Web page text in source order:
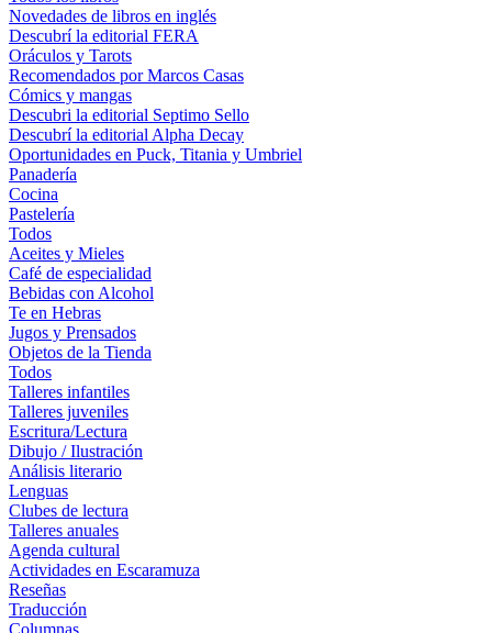
Novedades de libros en inglés
Descubrí la editorial FERA
Oráculos y Tarots
Recomendados por Marcos Casas
Cómics y mangas
Descubri la editorial Septimo Sello
Descubrí la editorial Alpha Decay
Oportunidades en Puck, Titania y Umbriel
Panadería
Cocina
Pastelería
Todos
Aceites y Mieles
Café de especialidad
Bebidas con Alcohol
Te en Hebras
Jugos y Prensados
Objetos de la Tienda
Todos
Talleres infantiles
Talleres juveniles
Escritura/Lectura
Dibujo / Ilustración
Análisis literario
Lenguas
Clubes de lectura
Talleres anuales
Agenda cultural
Actividades en Escaramuza
Reseñas
Traducción
Columnas